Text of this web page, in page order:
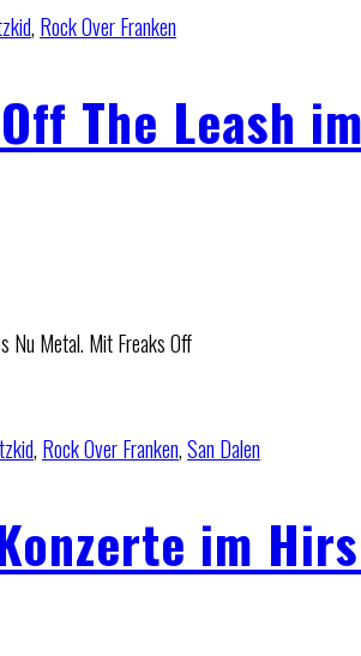
, Rock Over Franken
The Leash
Nu Metal. Mit Freaks Off
, Rock Over Franken,San Dalen
im